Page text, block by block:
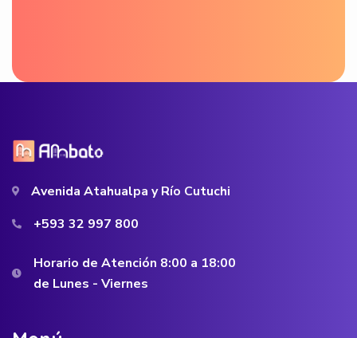
Avenida Atahualpa y Río Cutuchi
+593 32 997 800
Horario de Atención 8:00 a 18:00
de Lunes - Viernes